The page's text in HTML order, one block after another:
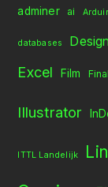
adminer ai
databases
Excel Film
Illustrator
ITTL Landelijk